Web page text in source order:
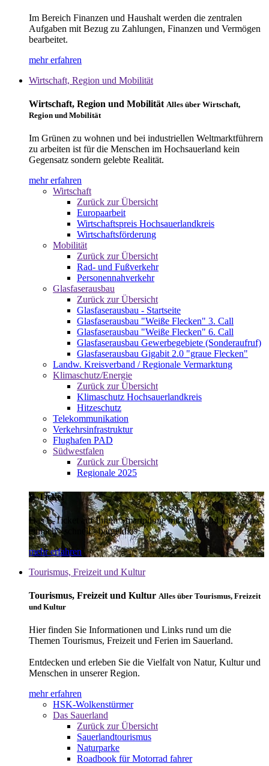
Im Bereich Finanzen und Haushalt werden die zentralen
Aufgaben mit Bezug zu Zahlungen, Finanzen und Vermögen
bearbeitet.
mehr erfahren
Wirtschaft, Region und Mobilität
Wirtschaft, Region und Mobilität Alles über Wirtschaft,
Region und Mobilität
Im Grünen zu wohnen und bei industriellen Weltmarktführern
zu arbeiten ist für die Menschen im Hochsauerland kein
Gegensatz sondern gelebte Realität.
mehr erfahren
Wirtschaft
Zurück zur Übersicht
Europaarbeit
Wirtschaftspreis Hochsauerlandkreis
Wirtschaftsförderung
Mobilität
Zurück zur Übersicht
Rad- und Fußverkehr
Personennahverkehr
Glasfaserausbau
Zurück zur Übersicht
Glasfaserausbau - Startseite
Glasfaserausbau "Weiße Flecken" 3. Call
Glasfaserausbau "Weiße Flecken" 6. Call
Glasfaserausbau Gewerbegebiete (Sonderaufruf)
Glasfaserausbau Gigabit 2.0 "graue Flecken"
Landw. Kreisverband / Regionale Vermarktung
Klimaschutz/Energie
Zurück zur Übersicht
Klimaschutz Hochsauerlandkreis
Hitzeschutz
Telekommunikation
Verkehrsinfrastruktur
Flughafen PAD
Südwestfalen
Zurück zur Übersicht
Regionale 2025
E-Ticket
Das E-Ticket auf Ihrem Smartphone mit der mobil info App -
einfach - schnell - bargeldlos
mehr erfahren
Tourismus, Freizeit und Kultur
Tourismus, Freizeit und Kultur Alles über Tourismus, Freizeit
und Kultur
Hier finden Sie Informationen und Links rund um die
Themen Tourismus, Freizeit und Ferien im Sauerland.
Entdecken und erleben Sie die Vielfalt von Natur, Kultur und
Menschen in unserer Region.
mehr erfahren
HSK-Wolkenstürmer
Das Sauerland
Zurück zur Übersicht
Sauerlandtourismus
Naturparke
Roadbook für Motorrad fahrer